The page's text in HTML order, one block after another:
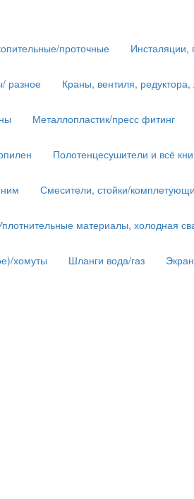
проточные Инсталяции,
разное Краны, вентиля,
Металлопластик/пресс фитинг
Полотенцесушители и всё
Смесители, стойки/
материалы, холодная
хомуты Шланги вода/газ